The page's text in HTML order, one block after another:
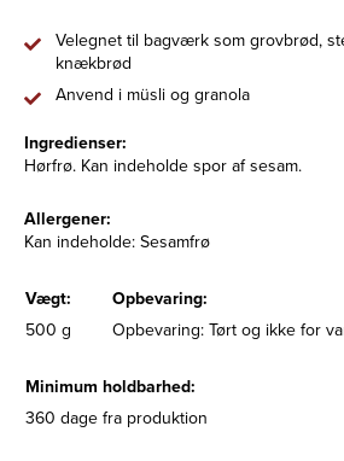
Velegnet til bagværk som grovbrød,
knækbrød
Anvend i müsli og granola
Ingredienser:
Hørfrø. Kan indeholde spor af sesam.
Allergener:
Kan indeholde: Sesamfrø
Vægt:
Opbevaring:
500 g
Opbevaring: Tørt og ikke for
Minimum holdbarhed:
360 dage fra produktion